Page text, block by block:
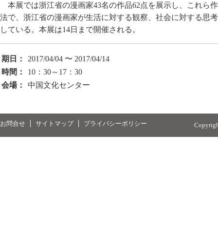
本展では浙江省の漫画家43名の作品62点を展示し、これら
法で、浙江省の漫画家が生活に対する観察、社会に対する思
している。本展は14日まで開催される。
期日：
2017/04/04 〜 2017/04/14
時間：
10：30～17：30
会場：
中国文化センター
お問合せ サイトマップ プライバシーポリシー